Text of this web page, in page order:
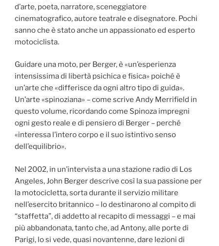
d’arte, poeta, narratore, sceneggiatore
cinematografico, autore teatrale e disegnatore. Pochi
sanno che è stato anche un appassionato ed esperto
motociclista.
Guidare una moto, per Berger, è «un’esperienza
intensissima di libertà psichica e fisica» poiché è
un’arte che «differisce da ogni altro tipo di guida».
Un’arte «spinoziana» – come scrive Andy Merrifield in
questo volume, ricordando come Spinoza impregni
ogni gesto reale e di pensiero di Berger – perché
«interessa l’intero corpo e il suo istintivo senso
dell’equilibrio».
Nel 2002, in un’intervista a una stazione radio di Los
Angeles, John Berger descrive così la sua passione per
la motocicletta, sorta durante il servizio militare
nell’esercito britannico – lo destinarono al compito di
“staffetta”, di addetto al recapito di messaggi – e mai
più abbandonata, tanto che, ad Antony, alle porte di
Parigi, lo si vede, quasi novantenne, dare lezioni di